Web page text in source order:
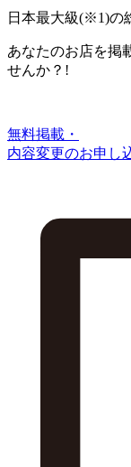
日本最大級(※1)の
あなたのお店を掲
せんか？!
無料掲載・
内容変更のお申し